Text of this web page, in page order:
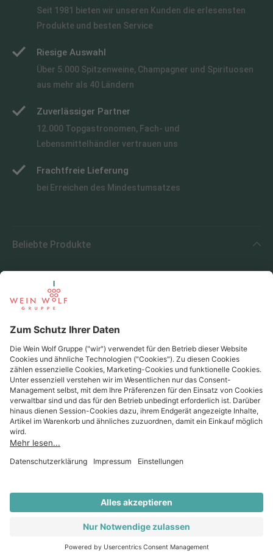
Seit 1981 bieten wir unseren Kunden die erlesensten
Produkte und besten Service
Riesige Auswahl
Über 5.000 Spitzenweine, Champagner und Spirituosen
aus mehr als 40 Ländern
Zuverlässiger Partner
12.000 Topgastronomen, Fach- und
Lebensmittelhändler vertrauen uns
Frachtfreie Lieferung
bei Erreichen des Mindestumsatzes
Beliebte Produkte
Beliebte Regionen
Beliebte Produzenten
Wein Wolf
Wein Wolf GmbH